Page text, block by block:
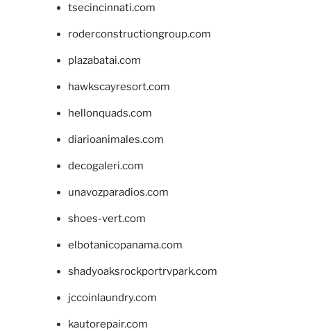
tsecincinnati.com
roderconstructiongroup.com
plazabatai.com
hawkscayresort.com
hellonquads.com
diarioanimales.com
decogaleri.com
unavozparadios.com
shoes-vert.com
elbotanicopanama.com
shadyoaksrockportrvpark.com
jccoinlaundry.com
kautorepair.com